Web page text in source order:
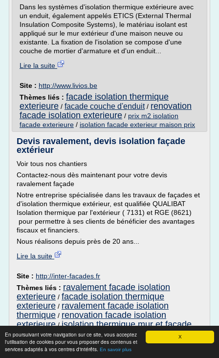
X
En poursuivant votre navigation sur ce site, vous acceptez
l'utilisation de cookies pour vous proposer des contenus et
services adaptés à vos centres d'intérêts. En savoir plus
Dans les systèmes d'isolation thermique extérieure avec
un enduit, également appelés ETICS (External Thermal
Insulation Composite Systems), le matériau isolant est
appliqué sur le mur extérieur d'une maison neuve ou
existante. La fixation de l'isolation se compose d'une
couche de mortier d'armature et d'un enduit...
Lire la suite
Site : http://www.livios.be
Thèmes liés : facade isolation thermique
exterieure / facade couche d'enduit/ renovation
facade isolation exterieure / prix m2 isolation
facade exterieure / isolation facade exterieur maison prix
Devis ravalement, devis isolation façade
extérieur
Voir tous nos chantiers
Contactez-nous dès maintenant pour votre devis
ravalement façade
Notre entreprise spécialisée dans les travaux de façades et
d'isolation thermique extérieur, est qualifiée QUALIBAT
Isolation thermique par l'extérieur ( 7131) et RGE (8621)
pour permettre à ses clients de bénéficier des avantages
fiscaux et financiers.
Nous réalisons depuis près de 20 ans...
Lire la suite
Site : http://inter-facades.fr
Thèmes liés : ravalement facade isolation
exterieure / facade isolation thermique
exterieure / ravalement facade isolation
thermique / renovation facade isolation
exterieure/isolation thermique mur et facade
Isolation thermique extérieure : 6 conseils
pour la ...